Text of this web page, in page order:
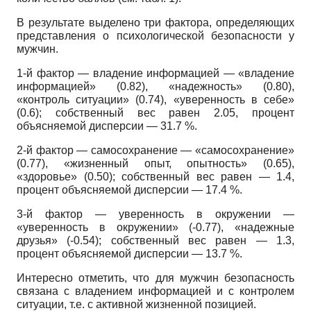
В результате выделено три фактора, определяющих
представления о психологической безопасности у
мужчин.
1-й фактор — владение информацией — «владение
информацией» (0.82), «надежность» (0.80),
«контроль ситуации» (0.74), «уверенность в себе»
(0.6); собственный вес равен 2.05, процент
объясняемой дисперсии — 31.7 %.
2-й фактор — самосохранение — «самосохранение»
(0.77), «жизненный опыт, опытность» (0.65),
«здоровье» (0.50); собственный вес равен — 1.4,
процент объясняемой дисперсии — 17.4 %.
3-й фактор — уверенность в окружении —
«уверенность в окружении» (-0.77), «надежные
друзья» (-0.54); собственный вес равен — 1.3,
процент объясняемой дисперсии — 13.7 %.
Интересно отметить, что для мужчин безопасность
связана с владением информацией и с контролем
ситуации, т.е. с активной жизненной позицией.